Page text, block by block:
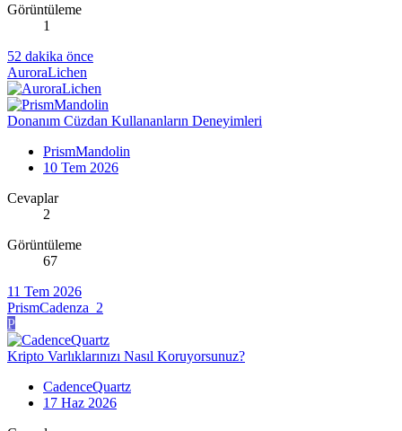
Görüntüleme
1
52 dakika önce
AuroraLichen
Donanım Cüzdan Kullananların Deneyimleri
PrismMandolin
10 Tem 2026
Cevaplar
2
Görüntüleme
67
11 Tem 2026
PrismCadenza_2
P
Kripto Varlıklarınızı Nasıl Koruyorsunuz?
CadenceQuartz
17 Haz 2026